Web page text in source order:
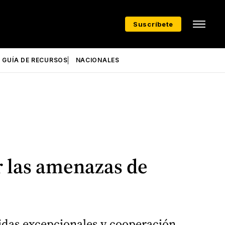
Suscríbete
GUÍA DE RECURSOS NACIONALES
amenazas de